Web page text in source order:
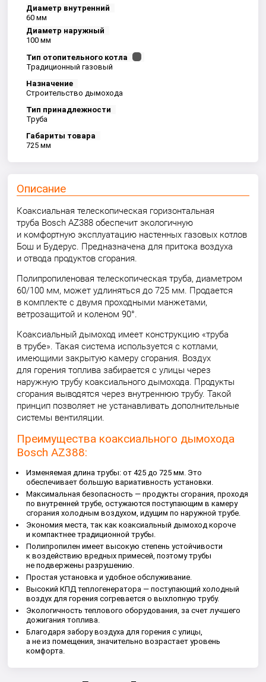
Диаметр внутренний
60 мм
Диаметр наружный
100 мм
Тип отопительного котла
Традиционный газовый
Назначение
Строительство дымохода
Тип принадлежности
Труба
Габариты товара
725 мм
Описание
Коаксиальная телескопическая горизонтальная
труба Bosch AZ388 обеспечит экологичную
и комфортную эксплуатацию настенных газовых котлов
Бош и Будерус. Предназначена для притока воздуха
и отвода продуктов сгорания.
Полипропиленовая телескопическая труба, диаметром
60/100 мм, может удлиняться до 725 мм. Продается
в комплекте с двумя проходными манжетами,
ветрозащитой и коленом 90°.
Коаксиальный дымоход имеет конструкцию «труба
в трубе». Такая система используется с котлами,
имеющими закрытую камеру сгорания. Воздух
для горения топлива забирается с улицы через
наружную трубу коаксиального дымохода. Продукты
сгорания выводятся через внутреннюю трубу. Такой
принцип позволяет не устанавливать дополнительные
системы вентиляции.
Преимущества коаксиального дымохода
Bosch AZ388:
Изменяемая длина трубы: от 425 до 725 мм. Это
обеспечивает большую вариативность установки.
Максимальная безопасность — продукты сгорания, проходя
по внутренней трубе, остужаются поступающим в камеру
сгорания холодным воздухом, идущим по наружной трубе.
Экономия места, так как коаксиальный дымоход короче
и компактнее традиционной трубы.
Полипропилен имеет высокую степень устойчивости
к воздействию вредных примесей, поэтому трубы
не подвержены разрушению.
Простая установка и удобное обслуживание.
Высокий КПД теплогенератора — поступающий холодный
воздух для горения согревается о выхлопную трубу.
Экологичность теплового оборудования, за счет лучшего
дожигания топлива.
Благодаря забору воздуха для горения с улицы,
а не из помещения, значительно возрастает уровень
комфорта.